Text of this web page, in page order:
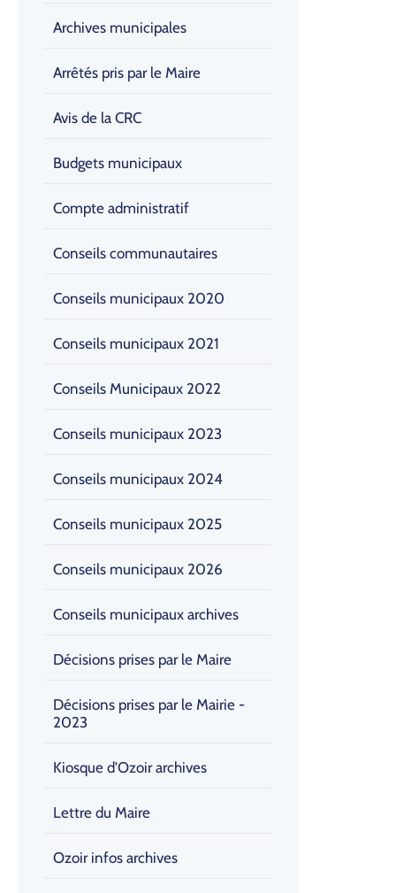
Archives municipales
Arrêtés pris par le Maire
Avis de la CRC
Budgets municipaux
Compte administratif
Conseils communautaires
Conseils municipaux 2020
Conseils municipaux 2021
Conseils Municipaux 2022
Conseils municipaux 2023
Conseils municipaux 2024
Conseils municipaux 2025
Conseils municipaux 2026
Conseils municipaux archives
Décisions prises par le Maire
Décisions prises par le Mairie -
2023
Kiosque d'Ozoir archives
Lettre du Maire
Ozoir infos archives